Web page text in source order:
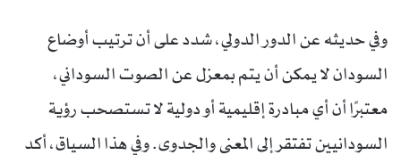
وفي حديثه عن الدور الدولي، شدد على أن ترتيب أوضاع
السودان لا يمكن أن يتم بمعزل عن الصوت السوداني،
معتبرًا أن أي مبادرة إقليمية أو دولية لا تستصحب رؤية
السودانيين تفتقر إلى المعنى والجدوى. وفي هذا السياق، أكد